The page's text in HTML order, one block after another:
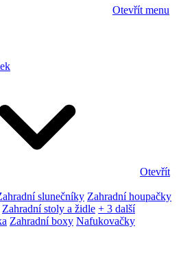
Otevřít menu
Otevřít
slunečníky Zahradní houpačky
Zahradní stoly a židle + 3 další
Zahradní boxy Nafukovačky